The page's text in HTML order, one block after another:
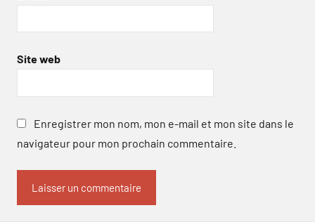
Site web
Enregistrer mon nom, mon e-mail et mon site dans le
navigateur pour mon prochain commentaire.